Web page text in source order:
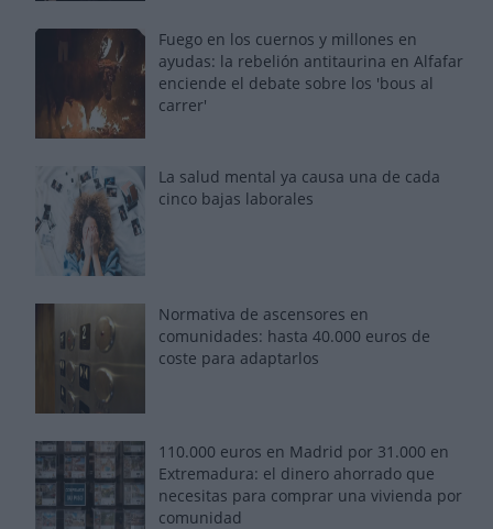
Fuego en los cuernos y millones en
ayudas: la rebelión antitaurina en Alfafar
enciende el debate sobre los 'bous al
carrer'
La salud mental ya causa una de cada
cinco bajas laborales
Normativa de ascensores en
comunidades: hasta 40.000 euros de
coste para adaptarlos
110.000 euros en Madrid por 31.000 en
Extremadura: el dinero ahorrado que
necesitas para comprar una vivienda por
comunidad